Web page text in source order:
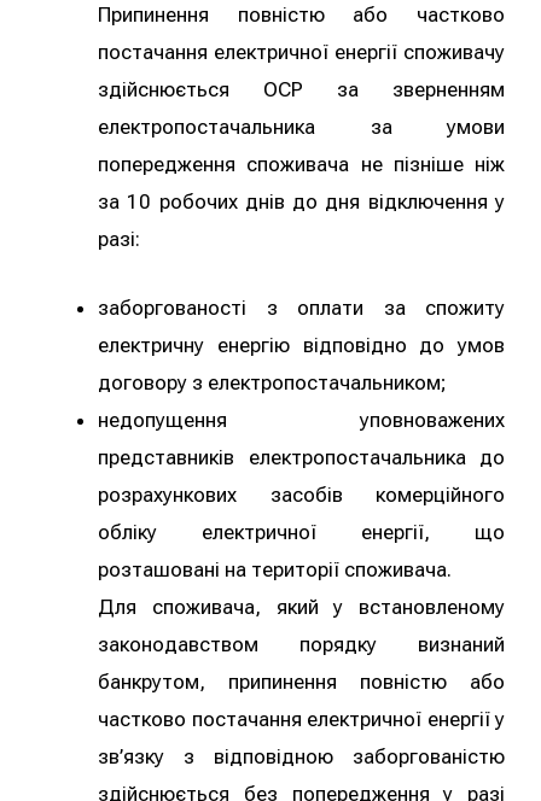
Припинення повністю або частково
постачання електричної енергії споживачу
здійснюється ОСР за зверненням
електропостачальника за умови
попередження споживача не пізніше ніж
за 10 робочих днів до дня відключення у
разі:
заборгованості з оплати за спожиту
електричну енергію відповідно до умов
договору з електропостачальником;
недопущення уповноважених
представників електропостачальника до
розрахункових засобів комерційного
обліку електричної енергії, що
розташовані на території споживача.
Для споживача, який у встановленому
законодавством порядку визнаний
банкрутом, припинення повністю або
частково постачання електричної енергії у
зв’язку з відповідною заборгованістю
здійснюється без попередження у разі